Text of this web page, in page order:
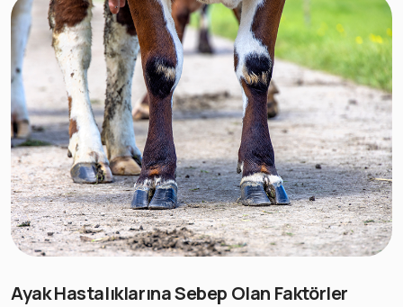
Ayak Hastalıklarına Sebep Olan Faktörler